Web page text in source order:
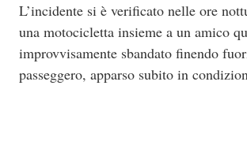
L’incidente si è verificato nelle ore
una motocicletta insieme a un amico
improvvisamente sbandato finendo
passeggero, apparso subito in